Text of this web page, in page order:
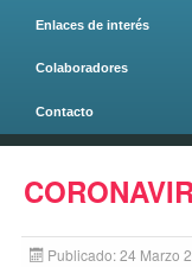
Enlaces de interés
Colaboradores
Contacto
Página
Publicado: 24 Marzo